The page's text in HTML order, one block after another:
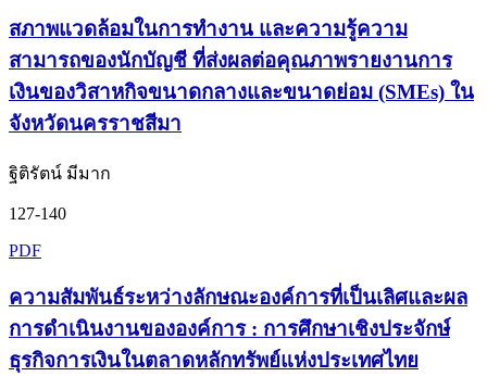
สภาพแวดล้อมในการทำงาน และความรู้ความ
สามารถของนักบัญชี ที่ส่งผลต่อคุณภาพรายงานการ
เงินของวิสาหกิจขนาดกลางและขนาดย่อม (SMEs) ใน
จังหวัดนครราชสีมา
ฐิติรัตน์ มีมาก
127-140
PDF
ความสัมพันธ์ระหว่างลักษณะองค์การที่เป็นเลิศและผล
การดำเนินงานขององค์การ : การศึกษาเชิงประจักษ์
ธุรกิจการเงินในตลาดหลักทรัพย์แห่งประเทศไทย